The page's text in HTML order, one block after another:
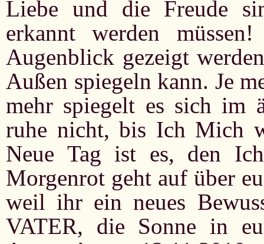
Liebe und die Freude
erkannt werden
Augenblick gezeigt
Außen spiegeln kann. Je
mehr spiegelt es sich im
ruhe nicht, bis Ich Mich
Neue Tag ist es, den
Morgenrot geht auf über
weil ihr ein neues
VATER, die Sonne in